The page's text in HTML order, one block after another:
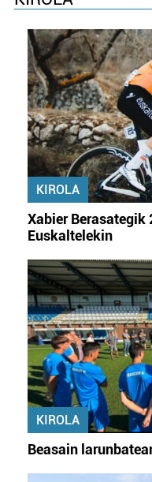
KIROLA
Xabier Berasategik
Euskaltelekin
KIROLA
Beasain